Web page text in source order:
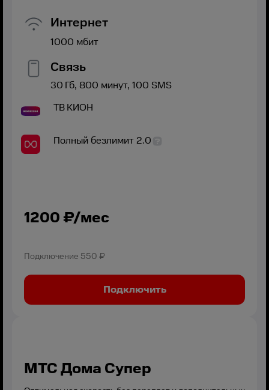
Интернет
1000 мбит
Связь
30 Гб, 800 минут, 100 SMS
ТВКИОН
Полный безлимит 2.0
1200 ₽/мес
Подключение 550 ₽
Подключить
МТС Дома Супер